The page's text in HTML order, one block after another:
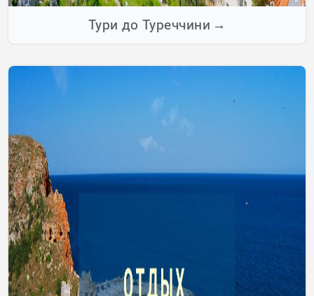
Тури до Туреччини